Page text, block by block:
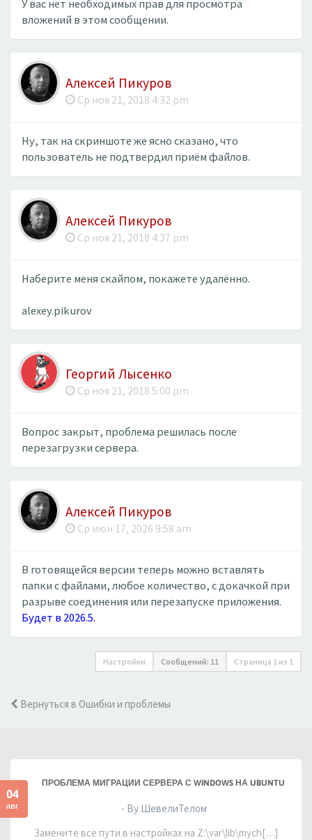
У вас нет необходимых прав для просмотра
вложений в этом сообщении.
Алексей Пикуров
Ср ноя 21, 2018 4:32 pm
Ну, так на скриншоте же ясно сказано, что
пользователь не подтвердил приём файлов.
Алексей Пикуров
Ср ноя 21, 2018 4:37 pm
Наберите меня скайпом, покажете удалённо.
alexey.pikurov
Георгий Лысенко
Ср ноя 21, 2018 5:00 pm
Вопрос закрыт, проблема решилась после
перезагрузки сервера.
Алексей Пикуров
Ср июн 17, 2026 9:58 am
В готовящейся версии теперь можно вставлять
папки с файлами, любое количество, с докачкой при
разрыве соединения или перезапуске приложения.
Будет в 2026.5.
Настройки Сообщений: 11 Страница 1 из 1
Вернуться в Ошибки и проблемы
04
авг
ПРОБЛЕМА МИГРАЦИИ СЕРВЕРА С WINDOWS НА UBUNTU
- By ШевелиТелом
Замените все пути в настройках на Z:\var\lib\mych[…]